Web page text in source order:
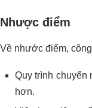
Nhược điểm
Về nhước điểm,
Quy trình chuyển
hơn.